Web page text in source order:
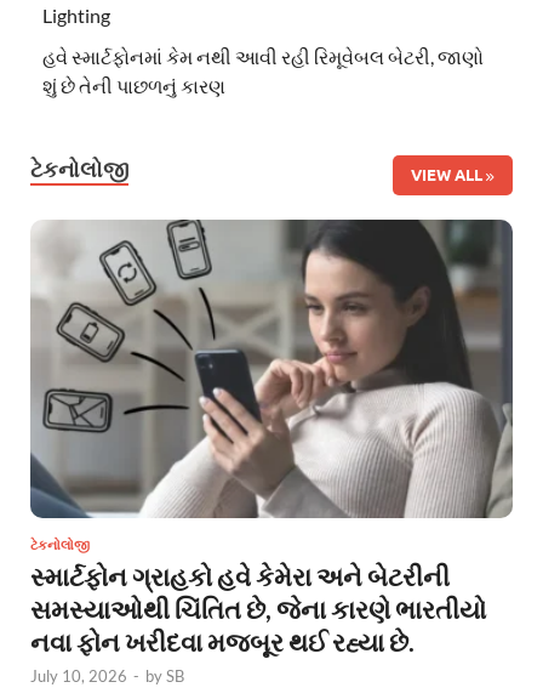
Lighting
હવે સ્માર્ટફોનમાં કેમ નથી આવી રહી રિમૂવેબલ બેટરી, જાણો
શું છે તેની પાછળનું કારણ
ટેકનોલોજી VIEW ALL
ટેકનોલોજી
સ્માર્ટફોન ગ્રાહકો હવે કેમેરા અને બેટરીની
સમસ્યાઓથી ચિંતિત છે, જેના કારણે ભારતીયો
નવા ફોન ખરીદવા મજબૂર થઈ રહ્યા છે.
July 10, 2026 - bySB